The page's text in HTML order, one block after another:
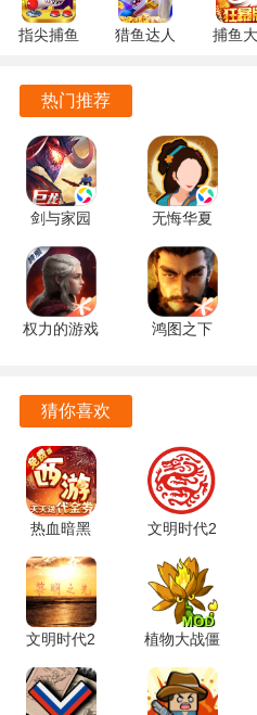
的特点灵活选择兵种，形成最
属性，玩家需要合理搭配，发挥
主城改造系统让玩家可以自由
产和防御能力，为后续的战斗
实时战斗系统让每一场战斗都
游戏优势
游戏采用了高度自由的策略玩
丰富的社交系统让玩家可以与
游戏的画面精致，战斗场景生
强烈的代入感，仿佛身临其境。
多样的活动与任务设计，玩家
励，提升游戏的趣味性与挑战
不断更新的游戏内容确保玩家
指尖捕鱼
安卓版
猎鱼达人
卓版
捕鱼
热门推荐
剑与家园
1.26.120
手机版
无悔华夏
3.8.280 官
方正版
权力的游戏
版
鸿图之下
猜你喜欢
热血暗黑
0.05折 1.0
手机版
文明时代2
五代演义
mod 1.2 手
机版
文明时代2
黎明之光
mod 0.2.0
植物大战僵
尸融合版二
创版 2.8.2